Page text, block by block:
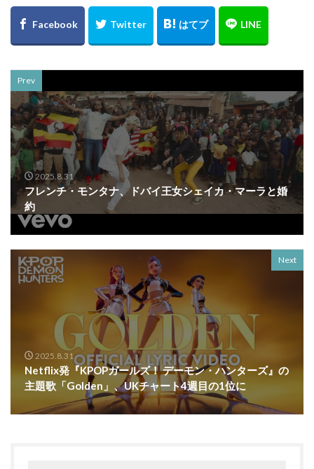
Prev
2025.8.31
フレンチ・モンタナ、ドバイ王女シェイカ・マーラと婚
約
Next
2025.8.31
Netflix発『KPOPガールズ！ デーモン・ハンターズ』の
主題歌「Golden」、UKチャート4週目の1位に